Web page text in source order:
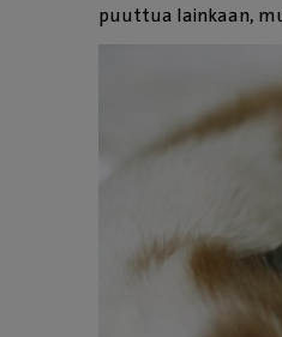
puuttua lainkaan,